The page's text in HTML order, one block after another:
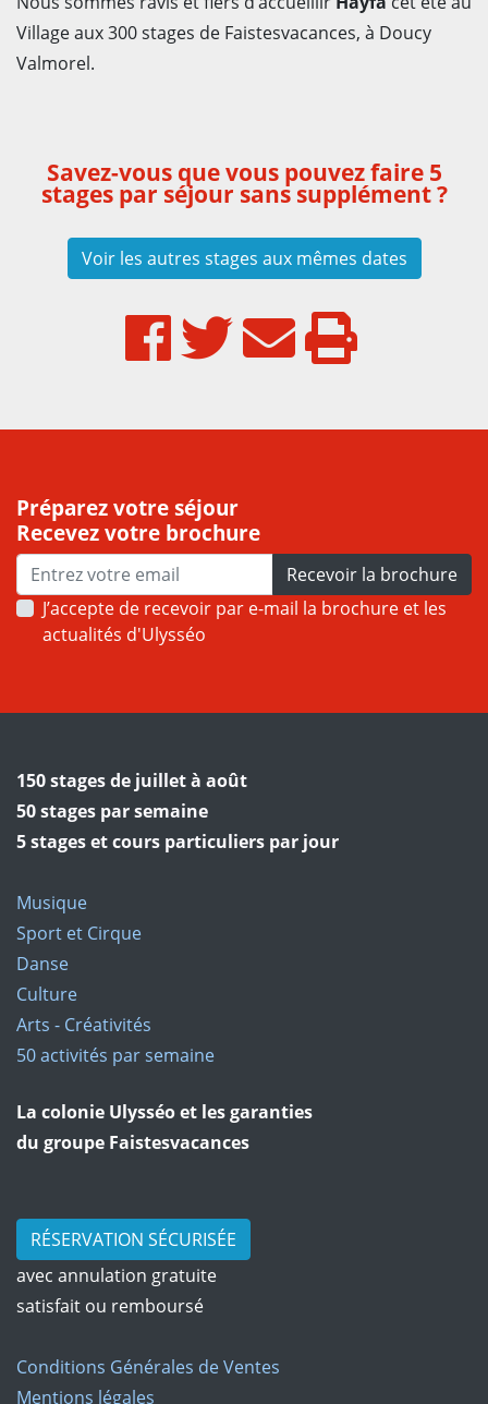
Village aux 300 stages de Faistesvacances, à Doucy
Valmorel.
Savez-vous que vous pouvez faire 5
stages par séjour sans supplément ?
Voir les autres stages aux mêmes dates
Préparez votre séjour
Recevez votre brochure
Recevoir la brochure
J’accepte de recevoir par e-mail la brochure et les
actualités d'Ulysséo
150 stages de juillet à août
50 stages par semaine
5 stages et cours particuliers par jour
Musique
Sport et Cirque
Danse
Culture
Arts - Créativités
50 activités par semaine
La colonie Ulysséo et les garanties
du groupe Faistesvacances
RÉSERVATION SÉCURISÉE
avec annulation gratuite
satisfait ou remboursé
Conditions Générales de Ventes
Mentions légales